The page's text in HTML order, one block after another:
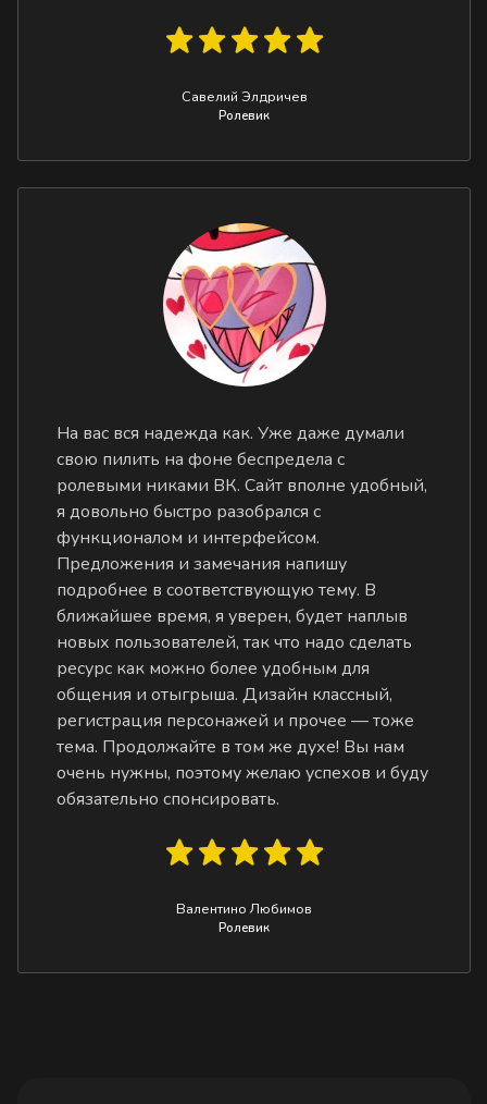
Савелий Элдричев
Ролевик
На вас вся надежда как. Уже даже думали
свою пилить на фоне беспредела с
ролевыми никами ВК. Сайт вполне удобный,
я довольно быстро разобрался с
функционалом и интерфейсом.
Предложения и замечания напишу
подробнее в соответствующую тему. В
ближайшее время, я уверен, будет наплыв
новых пользователей, так что надо сделать
ресурс как можно более удобным для
общения и отыгрыша. Дизайн классный,
регистрация персонажей и прочее — тоже
тема. Продолжайте в том же духе! Вы нам
очень нужны, поэтому желаю успехов и буду
обязательно спонсировать.
Валентино Любимов
Ролевик